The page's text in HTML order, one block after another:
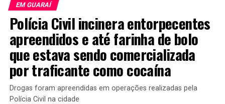
EM GUARAÍ
Polícia Civil incinera entorpecentes
apreendidos e até farinha de bolo
que estava sendo comercializada
por traficante como cocaína
Drogas foram apreendidas em operações realizadas pela
Polícia Civil na cidade